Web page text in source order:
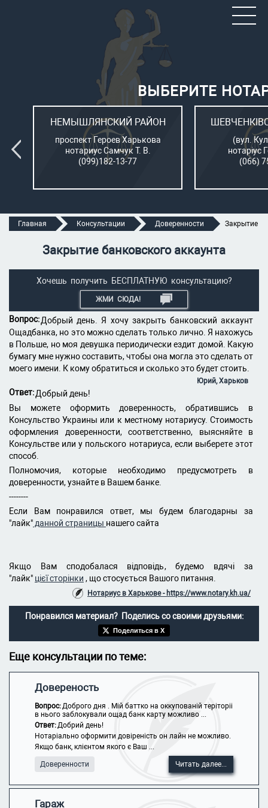
ВЫБЕРИТЕ
НЕМЫШЛЯНСКИЙ РАЙОН
проспект Героев Харькова
нотариус Самчук Т. В.
(099)182-13-77
(вул.
нотаріус
(066)
Главная Консультации Доверенности Закрытие
Закрытие банковского аккаунта
Хочешь получить БЕСПЛАТНУЮ консультацию?
ЖМИ СЮДА!
Вопрос:Добрый день. Я хочу закрыть банковский аккаунт
Ощадбанка, но это можно сделать только лично. Я нахожусь
в Польше, но моя девушка периодически ездит домой. Какую
бумагу мне нужно составить, чтобы она могла это сделать от
моего имени. К кому обратиться и сколько это будет стоить.
Юрий, Харьков
Ответ:Добрый день!
Вы можете оформить доверенность, обратившись в
Консульство Украины или к местному нотариусу. Стоимость
оформления доверенности, соответственно, выясняйте в
Консульстве или у польского нотариуса, если выберете этот
способ.
Полномочия, которые необходимо предусмотреть в
доверенности, узнайте в Вашем банке.
--------
Если Вам понравился ответ, мы будем благодарны за
"лайк" данной страницы нашего сайта
Якщо Вам сподобалася відповідь, будемо вдячі за
"лайк" цієї сторінки , що стосується Вашого питання.
Нотариус в Харькове - https://www.notary.kh.ua/
Понравился материал? Поделись со своими друзьями:
Поделиться в X
Еще консультации по теме:
Довереность
Вопрос:Доброго дня . Мій баттко на оккупованій теріторіі
в нього заблокували ощад банк карту можливо ...
Ответ:Добрий день!
Нотаріально оформити довіреність он лайн не можливо.
Якщо банк, клієнтом якого є Ваш ...
Доверенности Читать далее...
Гараж